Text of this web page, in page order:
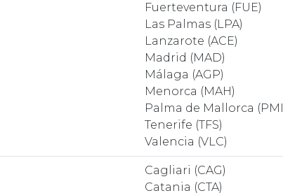
Fuerteventura (FUE)
Las Palmas (LPA)
Lanzarote (ACE)
Madrid (MAD)
Málaga (AGP)
Menorca (MAH)
Palma de Mallorca
Tenerife (TFS)
Valencia (VLC)
Cagliari (CAG)
Catania (CTA)